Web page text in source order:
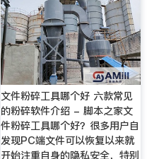
文件粉碎工具哪个好 六款常见
的粉碎软件介绍 - 脚本之家文
件粉碎工具哪个好？很多用户自
发现PC端文件可以恢复以来就
开始注重自身的隐私安全，特别